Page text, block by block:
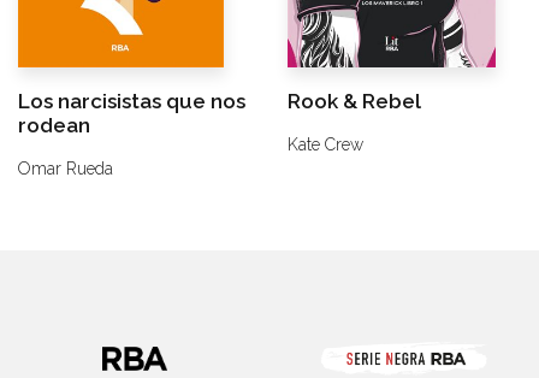
Los narcisistas que nos
rodean
Omar Rueda
Rook & Rebel
Kate Crew